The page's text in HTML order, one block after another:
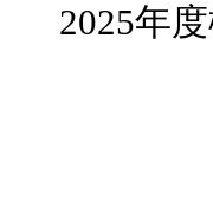
2025年